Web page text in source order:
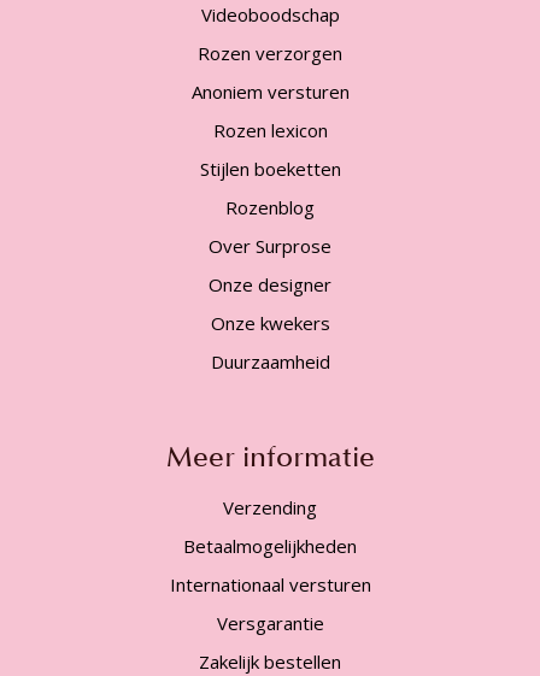
Videoboodschap
Rozen verzorgen
Anoniem versturen
Rozen lexicon
Stijlen boeketten
Rozenblog
Over Surprose
Onze designer
Onze kwekers
Duurzaamheid
Meer informatie
Verzending
Betaalmogelijkheden
Internationaal versturen
Versgarantie
Zakelijk bestellen